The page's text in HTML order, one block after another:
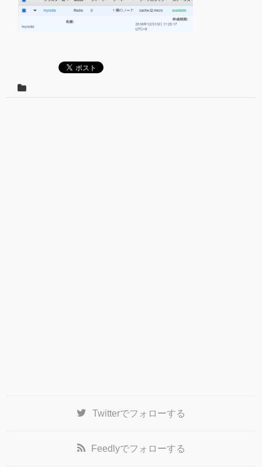
Twitterでフォローする
Feedlyでフォローする